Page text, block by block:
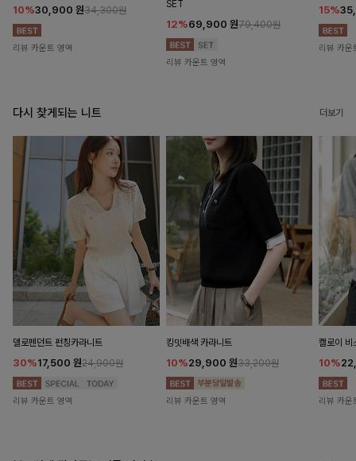
10%30,900 원34,300원
리뷰 카운트 영역
SET
12%69,900 원79,400원
리뷰 카운트 영역
15%
리뷰 카운
다시 찾게되는 니트 더보기
델로펜던트 펀칭카라니트
30%17,500 원24,900원
리뷰 카운트 영역
킹밋배색 카라니트
10%29,900 원33,200원
리뷰 카운트 영역
캘로이 비
10%
리뷰 카운